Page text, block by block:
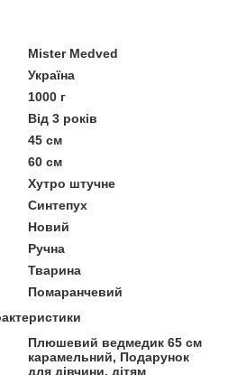
Mister Medved
Україна
1000 г
Від 3 років
45 см
60 см
Хутро штучне
Синтепух
Новий
Ручна
Тварина
Помаранчевий
Плюшевий ведмедик 65 см
карамельний, Подарунок
для дівчини, дітям